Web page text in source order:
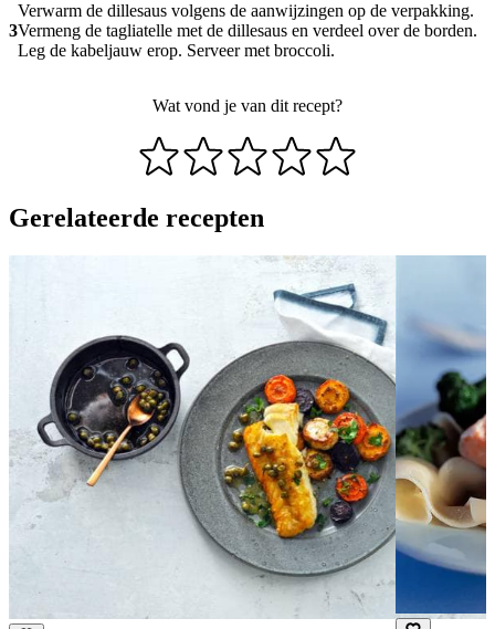
3
Verwarm de dillesaus volgens de aanwijzingen op de verpakking.
Vermeng de tagliatelle met de dillesaus en verdeel over de borden.
Leg de kabeljauw erop. Serveer met broccoli.
Wat vond je van dit recept?
Gerelateerde recepten